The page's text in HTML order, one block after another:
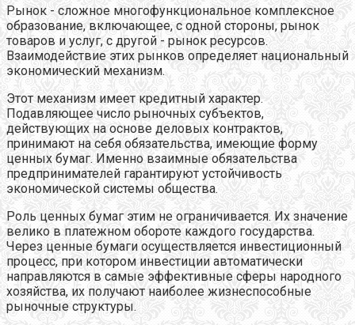
Рынок - сложное многофункциональное комплексное
образование, включающее, с одной стороны, рынок
товаров и услуг, с другой - рынок ресурсов.
Взаимодействие этих рынков определяет национальный
экономический механизм.
Этот механизм имеет кредитный характер.
Подавляющее число рыночных субъектов,
действующих на основе деловых контрактов,
принимают на себя обязательства, имеющие форму
ценных бумаг. Именно взаимные обязательства
предпринимателей гарантируют устойчивость
экономической системы общества.
Роль ценных бумаг этим не ограничивается. Их значение
велико в платежном обороте каждого государства.
Через ценные бумаги осуществляется инвестиционный
процесс, при котором инвестиции автоматически
направляются в самые эффективные сферы народного
хозяйства, их получают наиболее жизнеспособные
рыночные структуры.